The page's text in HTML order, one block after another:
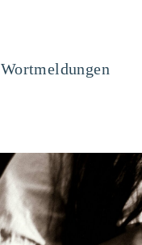
Wortmeldungen